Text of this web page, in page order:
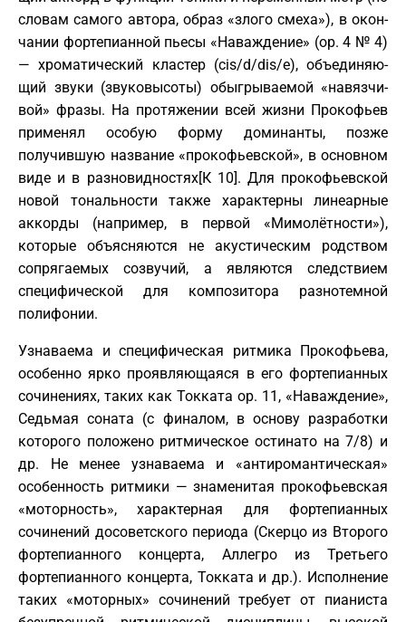
сло­вам самого автора, об­раз «зло­го сме­ха»), в окон­
ча­нии фортепианной пье­сы «На­ва­ж­де­ние» (op. 4 № 4)
— хро­ма­тический кла­стер (cis/d/dis/e), объ­е­ди­няю­
щий зву­ки (звуковысоты) обыгрываемой «на­вяз­чи­
вой» фра­зы. На протяжении всей жизни Прокофьев
применял особую форму доминанты, позже
получившую название «прокофьевской», в основном
виде и в разновидностях[К 10]. Для прокофьевской
новой тональности также характерны линеарные
аккорды (например, в первой «Мимолётности»),
которые объясняются не акустическим родством
сопрягаемых созвучий, а являются следствием
специфической для композитора разнотемной
полифонии.
Узнаваема и специфическая ритмика Прокофьева,
особенно ярко проявляющаяся в его фортепианных
сочинениях, таких как Токката op. 11, «Наваждение»,
Седьмая соната (с финалом, в основу разработки
которого положено ритмическое остинато на 7/8) и
др. Не менее узнаваема и «антиромантическая»
особенность ритмики — знаменитая прокофьевская
«моторность», характерная для фортепианных
сочинений досоветского периода (Скерцо из Второго
фортепианного концерта, Аллегро из Третьего
фортепианного концерта, Токката и др.). Исполнение
таких «моторных» сочинений требует от пианиста